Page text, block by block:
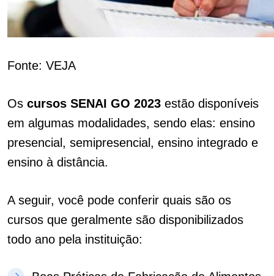
Fonte: VEJA
Os cursos SENAI GO 2023 estão disponíveis
em algumas modalidades, sendo elas: ensino
presencial, semipresencial, ensino integrado e
ensino à distância.
A seguir, você pode conferir quais são os
cursos que geralmente são disponibilizados
todo ano pela instituição: